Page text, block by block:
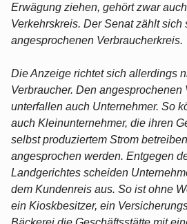
Erwägung ziehen, gehört zwar
Verkehrskreis. Der Senat zählt sich
angesprochenen Verbraucherkreis.
Die Anzeige richtet sich allerdings
Verbraucher. Den angesprochenen
unterfallen auch Unternehmer. So
auch Kleinunternehmer, die ihren
selbst produziertem Strom
angesprochen werden. Entgegen
Landgerichtes scheiden
dem Kundenreis aus. So ist ohne
ein Kioskbesitzer, ein